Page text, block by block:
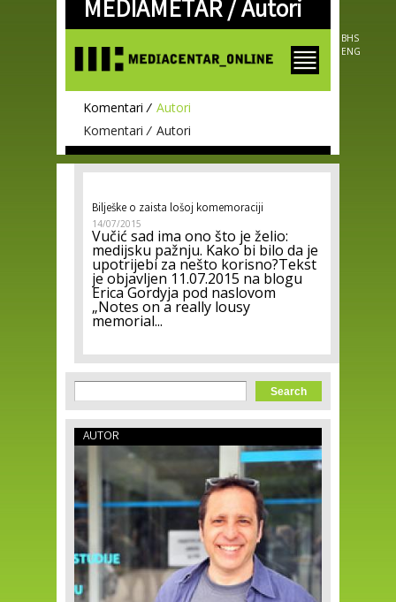
Skip to
main
MEDIAMETAR /Autori
BHS
ENG
Komentari
Autori
Komentari
Autori
Bilješke o zaista lošoj komemoraciji
14/07/2015
Vučić sad ima ono što je želio:
medijsku pažnju. Kako bi bilo da je
upotrijebi za nešto korisno?Tekst
je objavljen 11.07.2015 na blogu
Erica Gordyja pod naslovom
„Notes on a really lousy
memorial...
Search form
Search
AUTOR